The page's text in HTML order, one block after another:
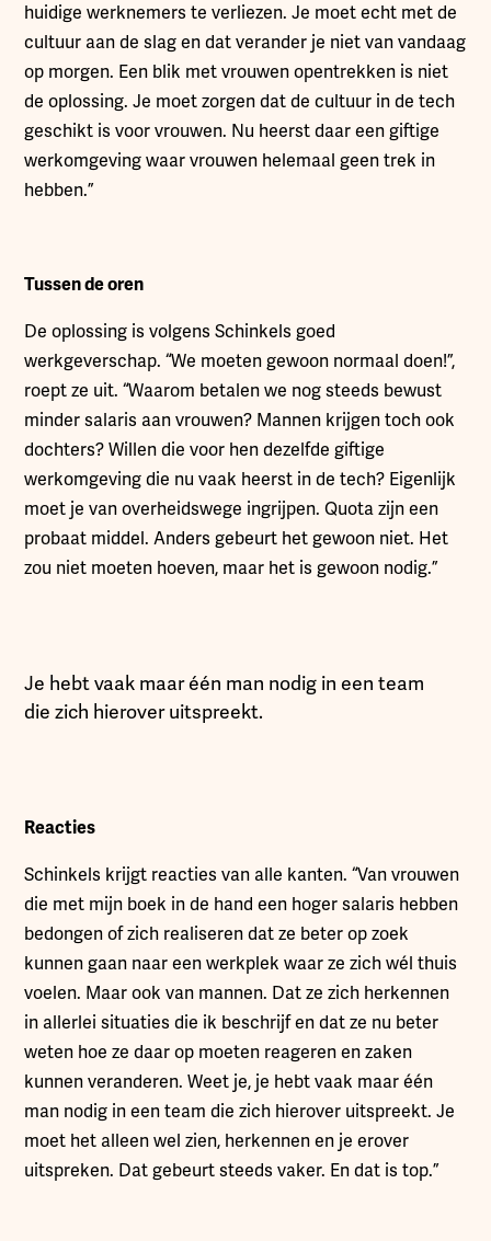
huidige werknemers te verliezen. Je moet echt met de
cultuur aan de slag en dat verander je niet van vandaag
op morgen. Een blik met vrouwen opentrekken is niet
de oplossing. Je moet zorgen dat de cultuur in de tech
geschikt is voor vrouwen. Nu heerst daar een giftige
werkomgeving waar vrouwen helemaal geen trek in
hebben.”
Tussen de oren
De oplossing is volgens Schinkels goed
werkgeverschap. “We moeten gewoon normaal doen!”,
roept ze uit. “Waarom betalen we nog steeds bewust
minder salaris aan vrouwen? Mannen krijgen toch ook
dochters? Willen die voor hen dezelfde giftige
werkomgeving die nu vaak heerst in de tech? Eigenlijk
moet je van overheidswege ingrijpen. Quota zijn een
probaat middel. Anders gebeurt het gewoon niet. Het
zou niet moeten hoeven, maar het is gewoon nodig.”
Je hebt vaak maar één man nodig in een team
die zich hierover uitspreekt.
Reacties
Schinkels krijgt reacties van alle kanten. “Van vrouwen
die met mijn boek in de hand een hoger salaris hebben
bedongen of zich realiseren dat ze beter op zoek
kunnen gaan naar een werkplek waar ze zich wél thuis
voelen. Maar ook van mannen. Dat ze zich herkennen
in allerlei situaties die ik beschrijf en dat ze nu beter
weten hoe ze daar op moeten reageren en zaken
kunnen veranderen. Weet je, je hebt vaak maar één
man nodig in een team die zich hierover uitspreekt. Je
moet het alleen wel zien, herkennen en je erover
uitspreken. Dat gebeurt steeds vaker. En dat is top.”